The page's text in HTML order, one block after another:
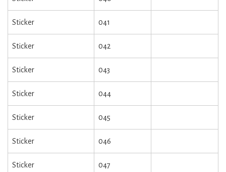
Sticker 041
Sticker 042
Sticker 043
Sticker 044
Sticker 045
Sticker 046
Sticker 047